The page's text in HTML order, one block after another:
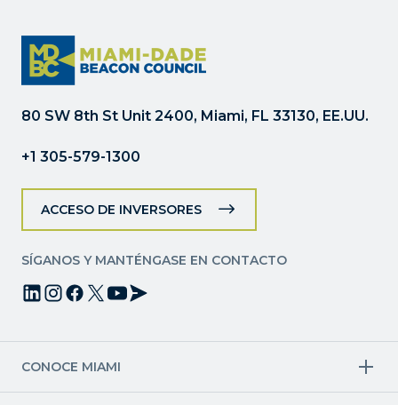
Contact.
Por
favor,
deje
campo
blanco.
80 SW 8th St Unit 2400, Miami, FL 33130, EE.UU.
+1 305-579-1300
ACCESO DE INVERSORES
SÍGANOS Y MANTÉNGASE EN CONTACTO
CONOCE MIAMI